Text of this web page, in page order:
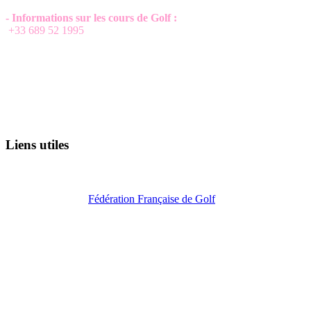
- Informations sur les cours de Golf :
+33 689 52 1995
Liens utiles
Fédération Française de Golf